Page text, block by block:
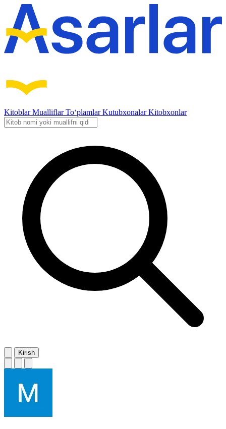
KitoblarMualliflarTo‘plamlarKutubxonalarKitobxonlar
Kirish